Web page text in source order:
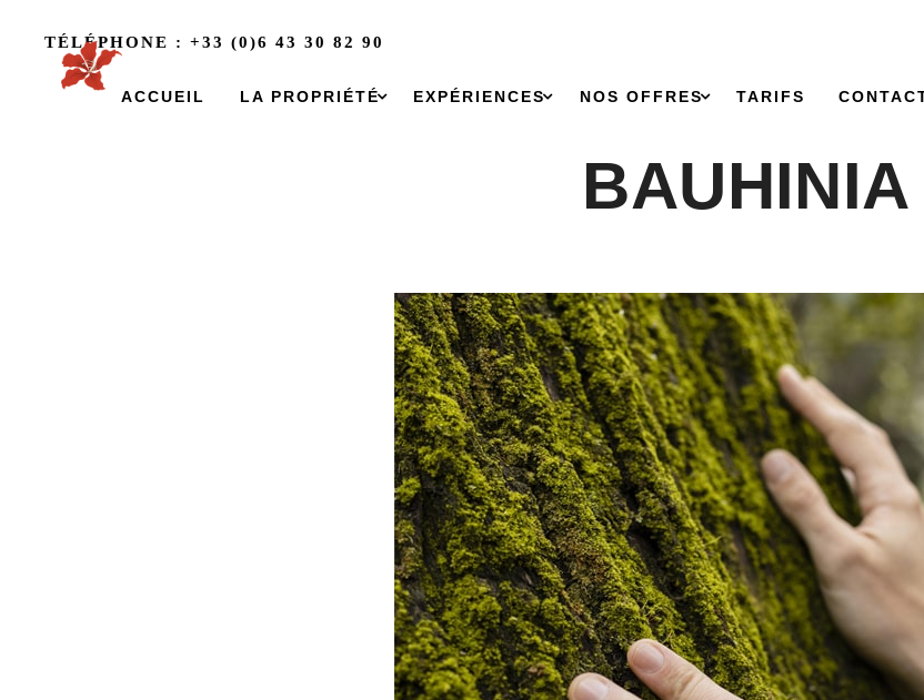
TÉLÉPHONE : +33 (0)6 43 30 82 90
ACCUEIL LA PROPRIÉTÉ EXPÉRIENCES NOS OFFRES TARIFS
BAUHINIA